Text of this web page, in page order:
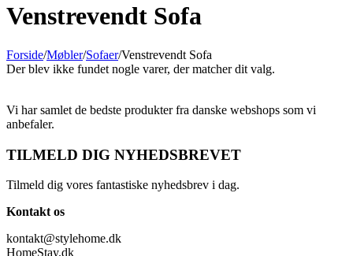
Venstrevendt Sofa
Forside/Møbler/Sofaer/Venstrevendt Sofa
Der blev ikke fundet nogle varer, der matcher dit valg.
Vi har samlet de bedste produkter fra danske webshops som vi
anbefaler.
TILMELD DIG NYHEDSBREVET
Tilmeld dig vores fantastiske nyhedsbrev i dag.
Kontakt os
kontakt@stylehome.dk
HomeStay.dk